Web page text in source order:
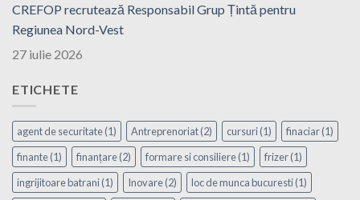
CREFOP recrutează Responsabil Grup Țintă pentru
Regiunea Nord-Vest
27 iulie 2026
ETICHETE
agent de securitate(1) Antreprenoriat(2) cursuri(1) finaciar(1)
finante(1) finanțare(2) formare si consiliere(1) frizer(1)
ingrijitoare batrani(1) Inovare(2) loc de munca bucuresti(1)